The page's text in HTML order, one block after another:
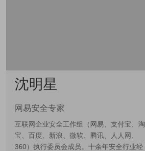
沈明星
网易安全专家
互联网企业安全工作组（网易、支付宝、淘
宝、百度、新浪、微软、腾讯、人人网、
360）执行委员会成员。十余年安全行业经